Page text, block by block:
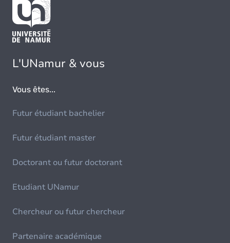
L'UNamur & vous
Vous êtes...
Futur étudiant bachelier
Futur étudiant master
Doctorant ou futur doctorant
Etudiant UNamur
Chercheur ou futur chercheur
Partenaire académique